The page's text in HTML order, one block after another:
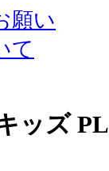
願い
て
ッズ